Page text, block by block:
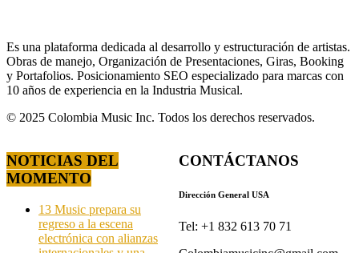
Es una plataforma dedicada al desarrollo y estructuración de artistas.
Obras de manejo, Organización de Presentaciones, Giras, Booking
y Portafolios. Posicionamiento SEO especializado para marcas con
10 años de experiencia en la Industria Musical.
© 2025 Colombia Music Inc. Todos los derechos reservados.
NOTICIAS DEL
MOMENTO
13 Music prepara su
regreso a la escena
electrónica con alianzas
CONTÁCTANOS
Dirección General USA
Tel: +1 832 613 70 71